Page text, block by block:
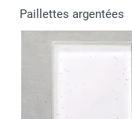
Paillettes argentées